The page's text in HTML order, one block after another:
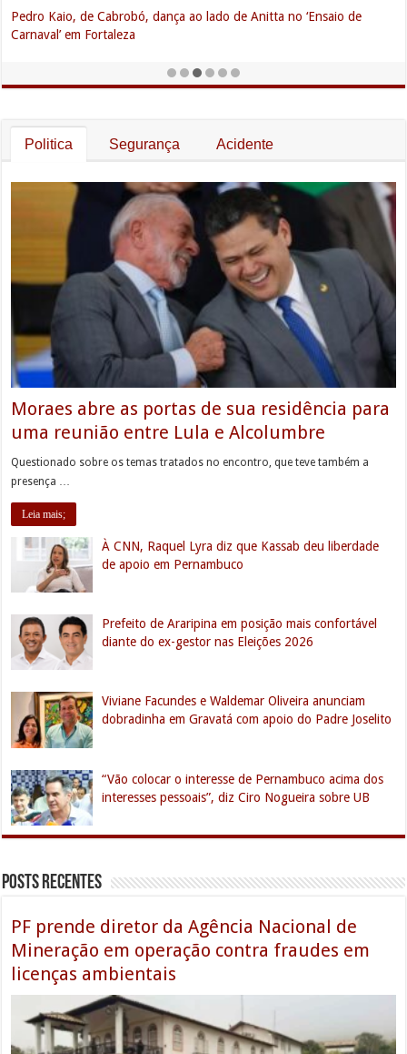
Orocó: Família de ‘Seu Antero’ o parabeniza pelos seus 101 anos de
vida!
Politica Segurança Acidente
Moraes abre as portas de sua residência para
uma reunião entre Lula e Alcolumbre
Questionado sobre os temas tratados no encontro, que teve também a
presença …
Leia mais;
À CNN, Raquel Lyra diz que Kassab deu liberdade
de apoio em Pernambuco
Prefeito de Araripina em posição mais confortável
diante do ex-gestor nas Eleições 2026
Viviane Facundes e Waldemar Oliveira anunciam
dobradinha em Gravatá com apoio do Padre Joselito
“Vão colocar o interesse de Pernambuco acima dos
interesses pessoais”, diz Ciro Nogueira sobre UB
Posts Recentes
PF prende diretor da Agência Nacional de
Mineração em operação contra fraudes em
licenças ambientais